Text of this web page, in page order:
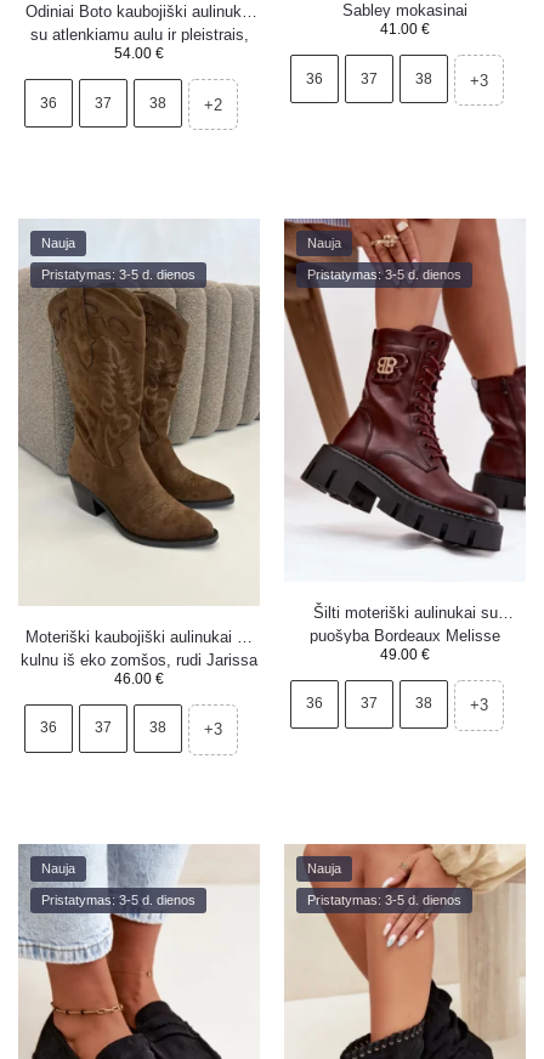
Odiniai Boto kaubojiški aulinukai
su atlenkiamu aulu ir pleistrais,
rudi Havie
54.00 €
36 37 38 +2
Sabley mokasinai
41.00 €
36 37 38 +3
Nauja
Pristatymas: 3-5 d. dienos
Moteriški kaubojiški aulinukai su
kulnu iš eko zomšos, rudi Jarissa
46.00 €
36 37 38 +3
Nauja
Pristatymas: 3-5 d. dienos
Šilti moteriški aulinukai su
puošyba Bordeaux Melisse
49.00 €
36 37 38 +3
Nauja
Pristatymas: 3-5 d. dienos
Nauja
Pristatymas: 3-5 d. dienos